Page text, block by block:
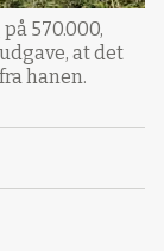
570.000,
at det
hanen.